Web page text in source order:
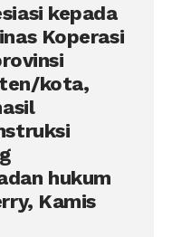
kepada
Koperasi
kota,
hukum
Kamis